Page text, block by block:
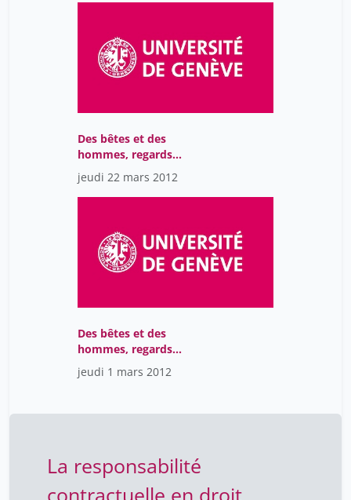
Des bêtes et des
hommes, regards
médiévaux sur la nature
et les animaux
jeudi 22 mars 2012
Des bêtes et des
hommes, regards
médiévaux sur la nature
et les animaux
jeudi 1 mars 2012
La responsabilité
contractuelle en droit